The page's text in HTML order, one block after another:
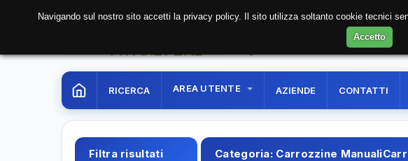
RICERCA AREA UTENTE AZIENDE CONTATTI
Filtra risultati Categoria: Carrozzine
Navigando sul nostro sito accetti la privacy policy. Il sito utilizza soltanto cookie tecnici
Accetto